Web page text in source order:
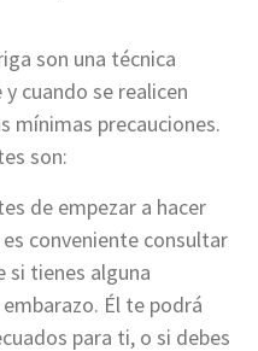
son una técnica
cuando se realicen
mínimas precauciones.
son:
de empezar a hacer
conveniente consultar
si tienes alguna
Él te podrá
para ti, o si debes